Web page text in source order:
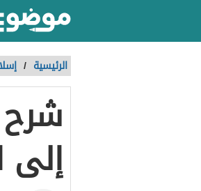
الرئيسية /
إلى